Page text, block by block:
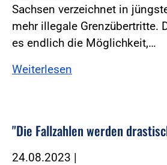
Sachsen verzeichnet in
mehr illegale Grenzübertritte.
es endlich die Möglichkeit,…
Weiterlesen
"Die Fallzahlen werden
24.08.2023 |